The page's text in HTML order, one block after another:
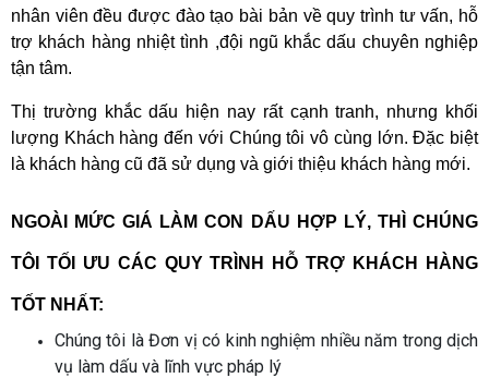
nhân viên đều được đào tạo bài bản về quy trình tư vấn, hỗ
trợ khách hàng nhiệt tình ,đội ngũ khắc dấu chuyên nghiệp
tận tâm.
Thị trường khắc dấu hiện nay rất cạnh tranh, nhưng khối
lượng Khách hàng đến với Chúng tôi vô cùng lớn. Đặc biệt
là khách hàng cũ đã sử dụng và giới thiệu khách hàng mới.
NGOÀI MỨC GIÁ LÀM CON DẤU HỢP LÝ, THÌ CHÚNG
TÔI TỐI ƯU CÁC QUY TRÌNH HỖ TRỢ KHÁCH HÀNG
TỐT NHẤT:
Chúng tôi là Đơn vị có kinh nghiệm nhiều năm trong dịch
vụ làm dấu và lĩnh vực pháp lý